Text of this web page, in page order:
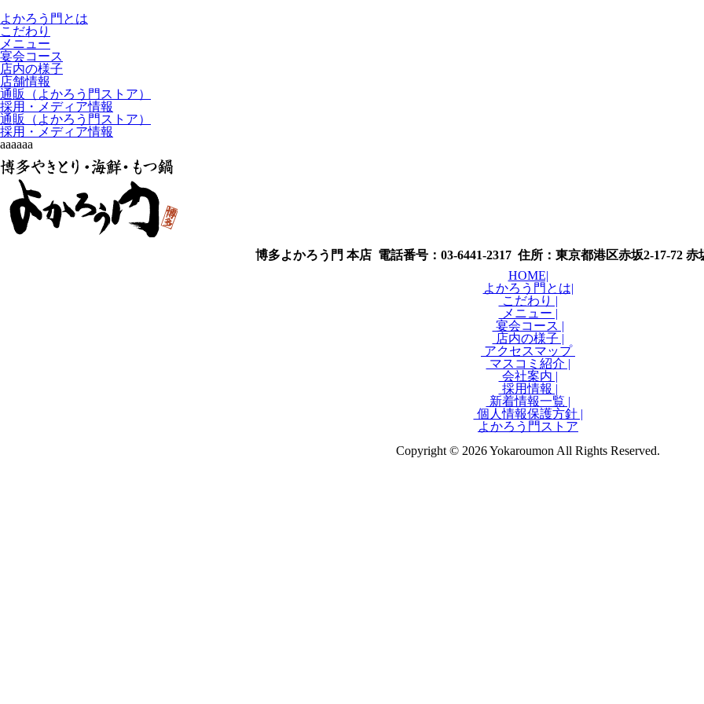
よかろう門とは
こだわり
メニュー
宴会コース
店内の様子
店舗情報
通販（よかろう門ストア）
採用・メディア情報
通販（よかろう門ストア）
採用・メディア情報
aaaaaa
博多よかろう門 本店 電話番号：03-6441-2317 住所：東京都港区赤坂2-17-72 赤
HOME|
よかろう門とは|
こだわり |
メニュー |
宴会コース |
店内の様子 |
アクセスマップ
マスコミ紹介 |
会社案内 |
採用情報 |
新着情報一覧 |
個人情報保護方針 |
よかろう門ストア
Copyright © 2026 Yokaroumon All Rights Reserved.